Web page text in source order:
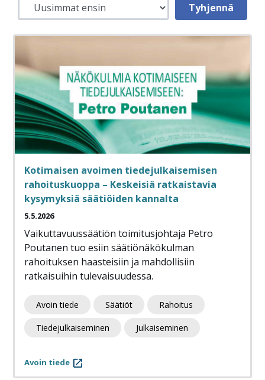
Kotimaisen avoimen tiedejulkaisemisen
rahoituskuoppa – Keskeisiä ratkaistavia
kysymyksiä säätiöiden kannalta
5.5.2026
Vaikuttavuussäätiön toimitusjohtaja Petro
Poutanen tuo esiin säätiönäkökulman
rahoituksen haasteisiin ja mahdollisiin
ratkaisuihin tulevaisuudessa.
Avoin tiede Säätiöt Rahoitus
Tiedejulkaiseminen Julkaiseminen
Avoin tiede